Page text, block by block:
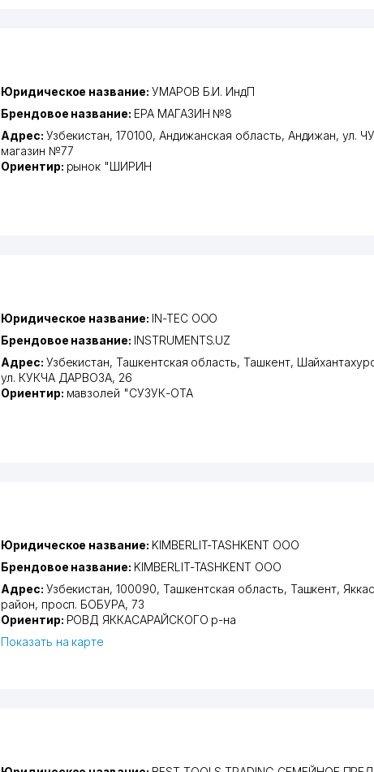
Юридическое название: УМАРОВ Б.И. ИндП
Брендовое название: EPA МАГАЗИН №8
Адрес: Узбекистан, 170100, Андижанская область, Андижан,ул.
магазин №77
Ориентир: рынок "ШИРИН
Юридическое название: IN-TEC ООО
Брендовое название: INSTRUMENTS.UZ
Адрес: Узбекистан,Ташкентская область,Ташкент,
ул. КУКЧА ДАРВОЗА, 26
Ориентир: мавзолей "СУЗУК-ОТА
Юридическое название: KIMBERLIT-TASHKENT ООО
Брендовое название: KIMBERLIT-TASHKENT ООО
Адрес: Узбекистан, 100090, Ташкентская область, Ташкент,
район, просп. БОБУРА, 73
Ориентир: РОВД ЯККАСАРАЙСКОГО р-на
Показать на карте